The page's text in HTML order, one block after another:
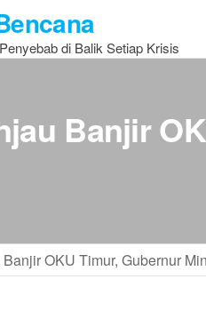
di Balik Setiap Krisis
Banjir
OKU Timur, Gubernur